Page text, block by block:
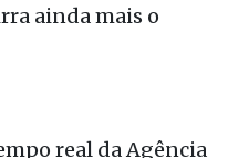
ainda mais o
real da Agência